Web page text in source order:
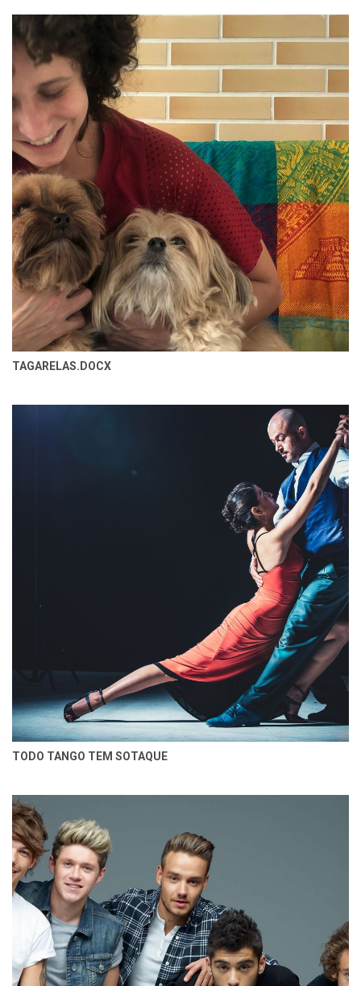
TAGARELAS.DOCX
TODO TANGO TEM SOTAQUE